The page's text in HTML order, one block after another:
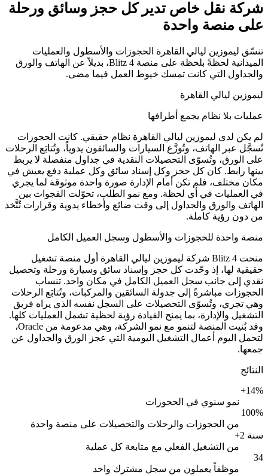
شركة نقل خاص تدير كل حجز وسائق ورحلة
على منصة واحدة
تنسّق ليموزين ليالي القاهرة الحجوزات والأسطول والعمليات
الميدانية لحظةً بلحظة على منصة Blitz 4، بديلاً عن الهاتف والورق
والجداول التي كانت تمسك خيوط العمل فيما مضى.
ليموزين ليالي القاهرة
عمليات بلا نظام يجمع أطرافها
لم يكن لدى ليموزين ليالي القاهرة نظام حقيقي. كانت الحجوزات
تُسجَّل عبر الهاتف، وتُوزَّع السيارات والسائقون يدوياً، وتُتابَع الرحلات
على الورق، وتُسوّى التحصيلات النقدية في جداول منفصلة لا يربط
بينها رابط. كان كل حجز وكل إسناد سائق وكل عملية دفع يعيش في
مكان مختلف، فلم تكن أمام الإدارة صورة واحدة موثوقة لما يجري
في العمليات في أي لحظة. ومع نمو الطلب، تحوّلت الفجوات بين
الهاتف والورق والجداول إلى وقت ضائع وأخطاء يدوية وقرارات تُتَّخذ
من دون رؤية كاملة.
منصة واحدة للحجوزات والأسطول وسجل العميل الكامل
منحت Blitz 4 شركة ليموزين ليالي القاهرة أول منصة تشغيل
حقيقية لها، إذ وحّدت كل حجز وإسناد سائق وسيارة ورحلة وتحصيل
نقدي إلى جانب سجل العميل الكامل في مكان واحد. تنساب
الحجوزات مباشرةً إلى جدولة السائقين والمركبات، وتُتابَع الرحلات
وهي تجري، وتُسوّى التحصيلات على السجل نفسه الذي يراه فريق
التشغيل والإدارة، بما يمنح القيادة رؤية لحظية تشمل العمليات كلها.
وقد بُنيت المنصة لتنمو مع نمو الشركة، وهي مدعومة من Oracle،
لتحمل اليوم أعمال التشغيل اليومية التي عجز الورق والجداول عن
جمعها.
النتائج
+14%
نمو سنوي في الحجوزات
100%
من الحجوزات والرحلات والتحصيلات على منصة واحدة
+2 سنة
من التشغيل الفعلي مع متابعة كل عملية
34
موظفاً يعملون من سجل مشترك واحد